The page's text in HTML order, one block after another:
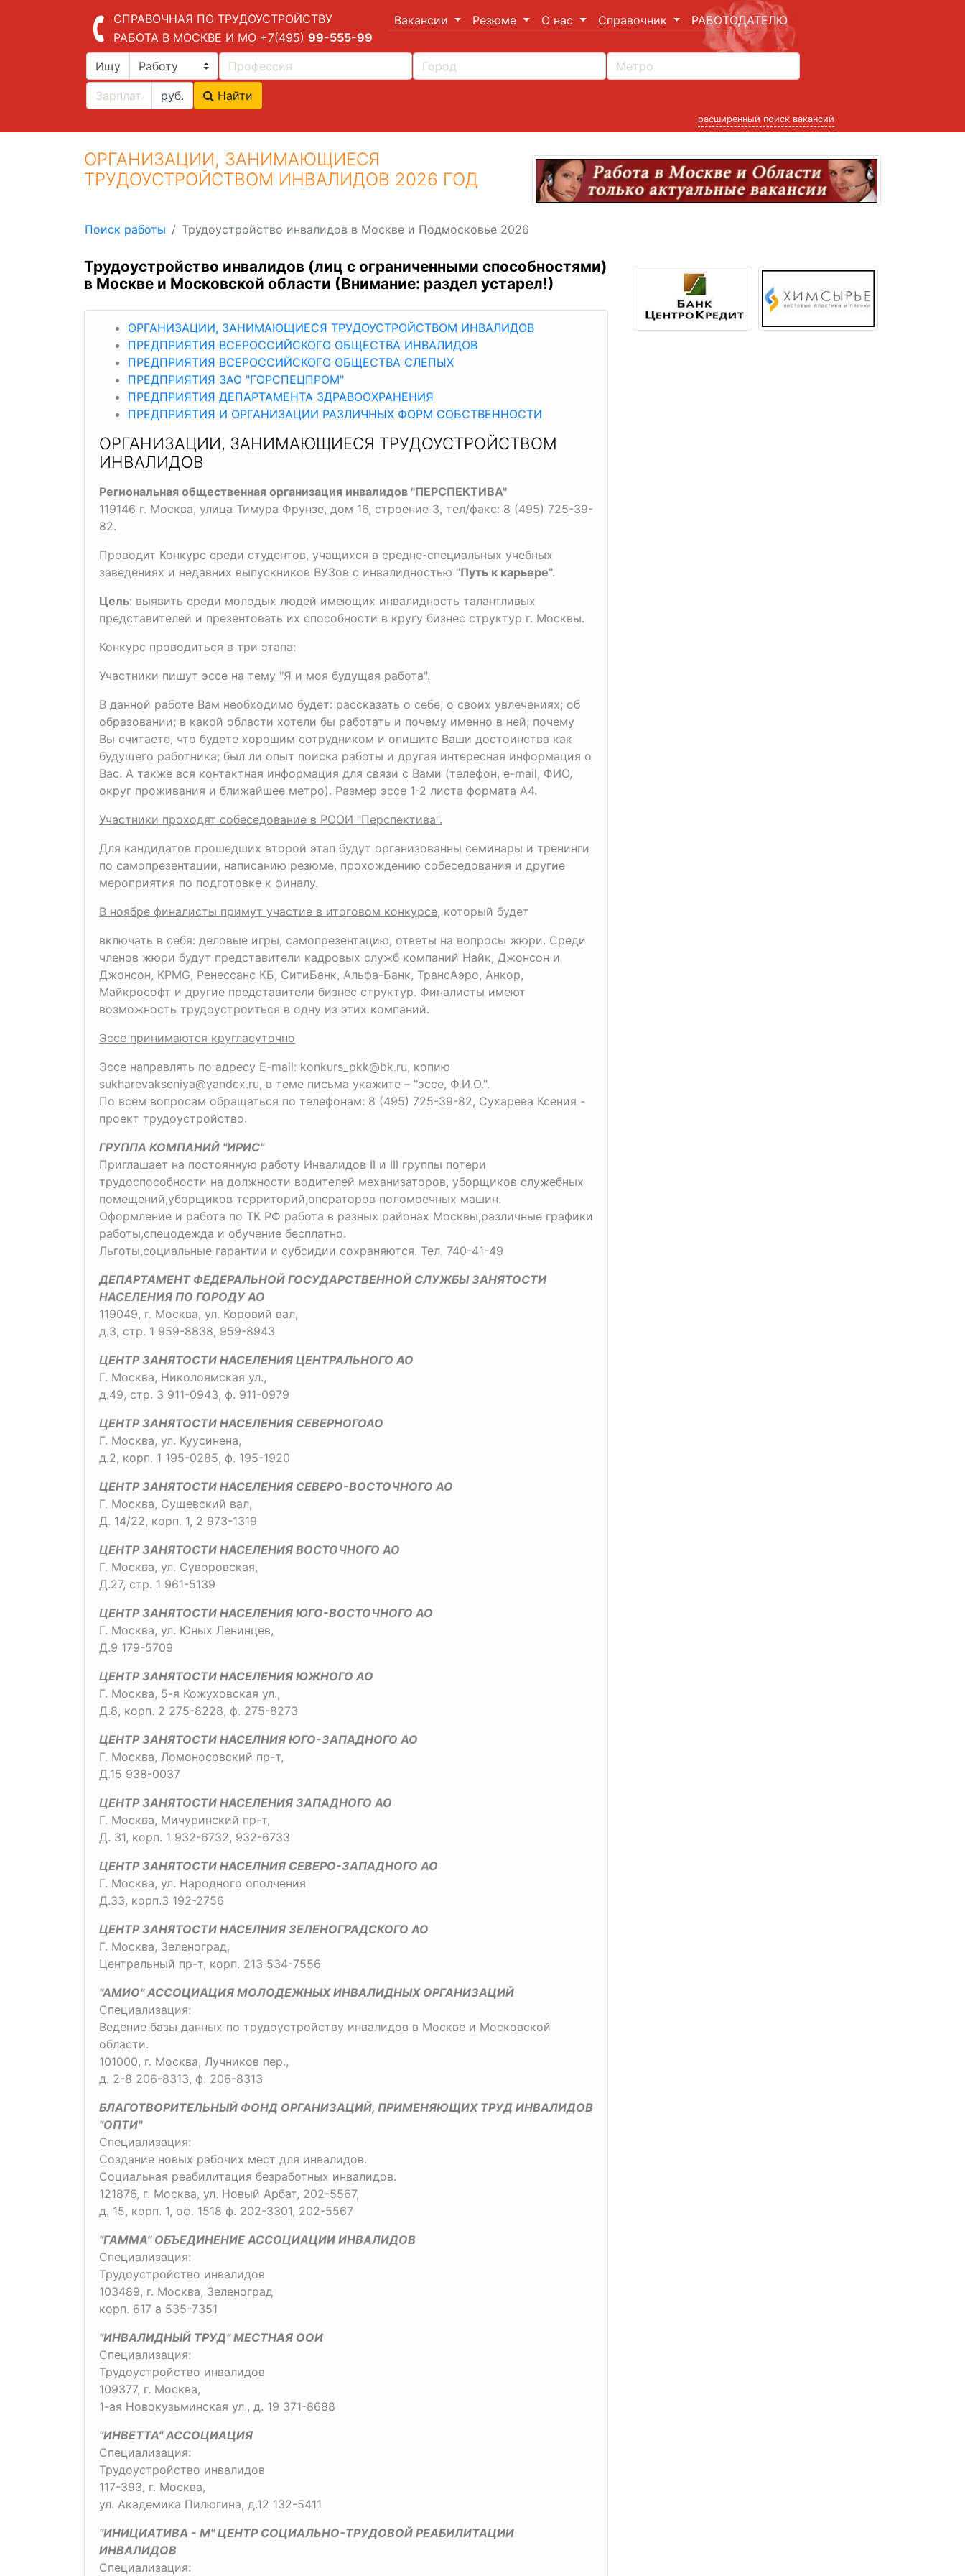
СПРАВОЧНАЯ ПО ТРУДОУСТРОЙСТВУ
РАБОТА В МОСКВЕ И МО +7(495) 99-555-99
Вакансии Резюме О нас Справочник РАБОТОДАТЕЛЮ
Ищу
руб. Найти
расширенный поиск вакансий
ОРГАНИЗАЦИИ, ЗАНИМАЮЩИЕСЯ
ТРУДОУСТРОЙСТВОМ ИНВАЛИДОВ 2026 ГОД
Поиск работы Трудоустройство инвалидов в Москве и Подмосковье 2026
Трудоустройство инвалидов (лиц с ограниченными способностями)
в Москве и Московской области (Внимание: раздел устарел!)
ОРГАНИЗАЦИИ, ЗАНИМАЮЩИЕСЯ ТРУДОУСТРОЙСТВОМ ИНВАЛИДОВ
ПРЕДПРИЯТИЯ ВСЕРОССИЙСКОГО ОБЩЕСТВА ИНВАЛИДОВ
ПРЕДПРИЯТИЯ ВСЕРОССИЙСКОГО ОБЩЕСТВА СЛЕПЫХ
ПРЕДПРИЯТИЯ ЗАО "ГОРСПЕЦПРОМ"
ПРЕДПРИЯТИЯ ДЕПАРТАМЕНТА ЗДРАВООХРАНЕНИЯ
ПРЕДПРИЯТИЯ И ОРГАНИЗАЦИИ РАЗЛИЧНЫХ ФОРМ СОБСТВЕННОСТИ
ОРГАНИЗАЦИИ, ЗАНИМАЮЩИЕСЯ ТРУДОУСТРОЙСТВОМ
ИНВАЛИДОВ
Региональная общественная организация инвалидов "ПЕРСПЕКТИВА"
119146 г. Москва, улица Тимура Фрунзе, дом 16, строение 3, тел/факс: 8 (495) 725-39-
82.
Проводит Конкурс среди студентов, учащихся в средне-специальных учебных
заведениях и недавних выпускников ВУЗов с инвалидностью "Путь к карьере".
Цель: выявить среди молодых людей имеющих инвалидность талантливых
представителей и презентовать их способности в кругу бизнес структур г. Москвы.
Конкурс проводиться в три этапа:
Участники пишут эссе на тему "Я и моя будущая работа".
В данной работе Вам необходимо будет: рассказать о себе, о своих увлечениях; об
образовании; в какой области хотели бы работать и почему именно в ней; почему
Вы считаете, что будете хорошим сотрудником и опишите Ваши достоинства как
будущего работника; был ли опыт поиска работы и другая интересная информация о
Вас. А также вся контактная информация для связи с Вами (телефон, e-mail, ФИО,
округ проживания и ближайшее метро). Размер эссе 1-2 листа формата А4.
Участники проходят собеседование в РООИ "Перспектива".
Для кандидатов прошедших второй этап будут организованны семинары и тренинги
по самопрезентации, написанию резюме, прохождению собеседования и другие
мероприятия по подготовке к финалу.
В ноябре финалисты примут участие в итоговом конкурсе, который будет
включать в себя: деловые игры, самопрезентацию, ответы на вопросы жюри. Среди
членов жюри будут представители кадровых служб компаний Найк, Джонсон и
Джонсон, KPMG, Ренессанс КБ, СитиБанк, Альфа-Банк, ТрансАэро, Анкор,
Майкрософт и другие представители бизнес структур. Финалисты имеют
возможность трудоустроиться в одну из этих компаний.
Эссе принимаются кругласуточно
Эссе направлять по адресу E-mail: konkurs_pkk@bk.ru, копию
sukharevakseniya@yandex.ru, в теме письма укажите – "эссе, Ф.И.О.".
По всем вопросам обращаться по телефонам: 8 (495) 725-39-82, Сухарева Ксения -
проект трудоустройство.
ГРУППА КОМПАНИЙ "ИРИС"
Приглашает на постоянную работу Инвалидов II и III группы потери
трудоспособности на должности водителей механизаторов, уборщиков служебных
помещений,уборщиков территорий,операторов поломоечных машин.
Оформление и работа по ТК РФ работа в разных районах Москвы,различные графики
работы,спецодежда и обучение бесплатно.
Льготы,социальные гарантии и субсидии сохраняются. Тел. 740-41-49
ДЕПАРТАМЕНТ ФЕДЕРАЛЬНОЙ ГОСУДАРСТВЕННОЙ СЛУЖБЫ ЗАНЯТОСТИ
НАСЕЛЕНИЯ ПО ГОРОДУ АО
119049, г. Москва, ул. Коровий вал,
д.3, стр. 1 959-8838, 959-8943
ЦЕНТР ЗАНЯТОСТИ НАСЕЛЕНИЯ ЦЕНТРАЛЬНОГО АО
Г. Москва, Николоямская ул.,
д.49, стр. 3 911-0943, ф. 911-0979
ЦЕНТР ЗАНЯТОСТИ НАСЕЛЕНИЯ СЕВЕРНОГОАО
Г. Москва, ул. Куусинена,
д.2, корп. 1 195-0285, ф. 195-1920
ЦЕНТР ЗАНЯТОСТИ НАСЕЛЕНИЯ СЕВЕРО-ВОСТОЧНОГО АО
Г. Москва, Сущевский вал,
Д. 14/22, корп. 1, 2 973-1319
ЦЕНТР ЗАНЯТОСТИ НАСЕЛЕНИЯ ВОСТОЧНОГО АО
Г. Москва, ул. Суворовская,
Д.27, стр. 1 961-5139
ЦЕНТР ЗАНЯТОСТИ НАСЕЛЕНИЯ ЮГО-ВОСТОЧНОГО АО
Г. Москва, ул. Юных Ленинцев,
Д.9 179-5709
ЦЕНТР ЗАНЯТОСТИ НАСЕЛЕНИЯ ЮЖНОГО АО
Г. Москва, 5-я Кожуховская ул.,
Д.8, корп. 2 275-8228, ф. 275-8273
ЦЕНТР ЗАНЯТОСТИ НАСЕЛНИЯ ЮГО-ЗАПАДНОГО АО
Г. Москва, Ломоносовский пр-т,
Д.15 938-0037
ЦЕНТР ЗАНЯТОСТИ НАСЕЛЕНИЯ ЗАПАДНОГО АО
Г. Москва, Мичуринский пр-т,
Д. 31, корп. 1 932-6732, 932-6733
ЦЕНТР ЗАНЯТОСТИ НАСЕЛНИЯ СЕВЕРО-ЗАПАДНОГО АО
Г. Москва, ул. Народного ополчения
Д.33, корп.3 192-2756
ЦЕНТР ЗАНЯТОСТИ НАСЕЛНИЯ ЗЕЛЕНОГРАДСКОГО АО
Г. Москва, Зеленоград,
Центральный пр-т, корп. 213 534-7556
"АМИО" АССОЦИАЦИЯ МОЛОДЕЖНЫХ ИНВАЛИДНЫХ ОРГАНИЗАЦИЙ
Специализация:
Ведение базы данных по трудоустройству инвалидов в Москве и Московской
области.
101000, г. Москва, Лучников пер.,
д. 2-8 206-8313, ф. 206-8313
БЛАГОТВОРИТЕЛЬНЫЙ ФОНД ОРГАНИЗАЦИЙ, ПРИМЕНЯЮЩИХ ТРУД ИНВАЛИДОВ
"ОПТИ"
Специализация:
Создание новых рабочих мест для инвалидов.
Социальная реабилитация безработных инвалидов.
121876, г. Москва, ул. Новый Арбат, 202-5567,
д. 15, корп. 1, оф. 1518 ф. 202-3301, 202-5567
"ГАММА" ОБЪЕДИНЕНИЕ АССОЦИАЦИИ ИНВАЛИДОВ
Специализация:
Трудоустройство инвалидов
103489, г. Москва, Зеленоград
корп. 617 а 535-7351
"ИНВАЛИДНЫЙ ТРУД" МЕСТНАЯ ООИ
Специализация:
Трудоустройство инвалидов
109377, г. Москва,
1-ая Новокузьминская ул., д. 19 371-8688
"ИНВЕТТА" АССОЦИАЦИЯ
Специализация:
Трудоустройство инвалидов
117-393, г. Москва,
ул. Академика Пилюгина, д.12 132-5411
"ИНИЦИАТИВА - М" ЦЕНТР СОЦИАЛЬНО-ТРУДОВОЙ РЕАБИЛИТАЦИИ
ИНВАЛИДОВ
Специализация: